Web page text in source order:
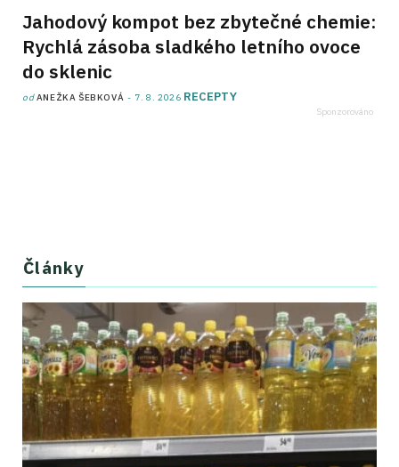
Jahodový kompot bez zbytečné chemie:
Rychlá zásoba sladkého letního ovoce
do sklenic
odANEŽKA ŠEBKOVÁ 7. 8. 2026 RECEPTY
Články